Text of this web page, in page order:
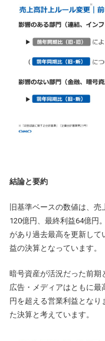
結論と要約
旧基準ベースの数値は、
120億円、最終利益64億円
があり過去最高を更新して
益の決算となっています。
暗号資産が活況だった前期
広告・メディアはともに
円を超える営業利益とな
た決算と考えています。